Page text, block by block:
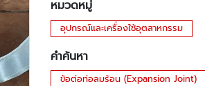
หมวดหมู่
อุปกรณ์และเครื่องใช้อุตสาหกรรม
คำค้นหา
ข้อต่อท่อลมร้อน (Expansion Joint)